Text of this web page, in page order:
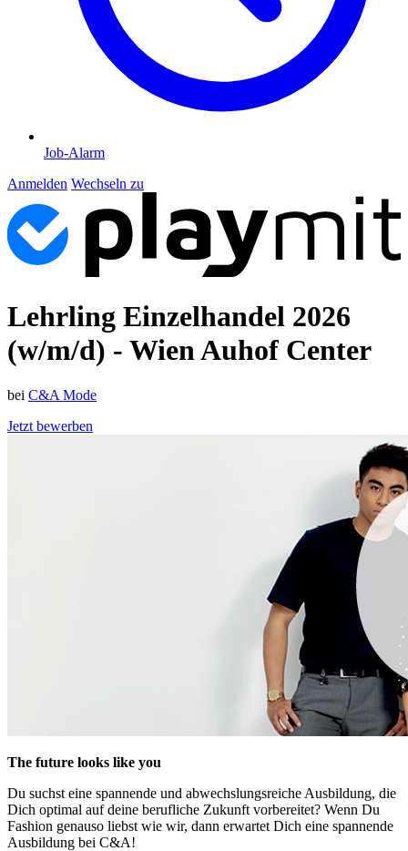
Job-Alarm
Anmelden Wechseln zu
Lehrling Einzelhandel 2026
(w/m/d) - Wien Auhof Center
bei C&A Mode
Jetzt bewerben
The future looks like you
Du suchst eine spannende und abwechslungsreiche Ausbildung, die
Dich optimal auf deine berufliche Zukunft vorbereitet? Wenn Du
Fashion genauso liebst wie wir, dann erwartet Dich eine spannende
Ausbildung bei C&A!